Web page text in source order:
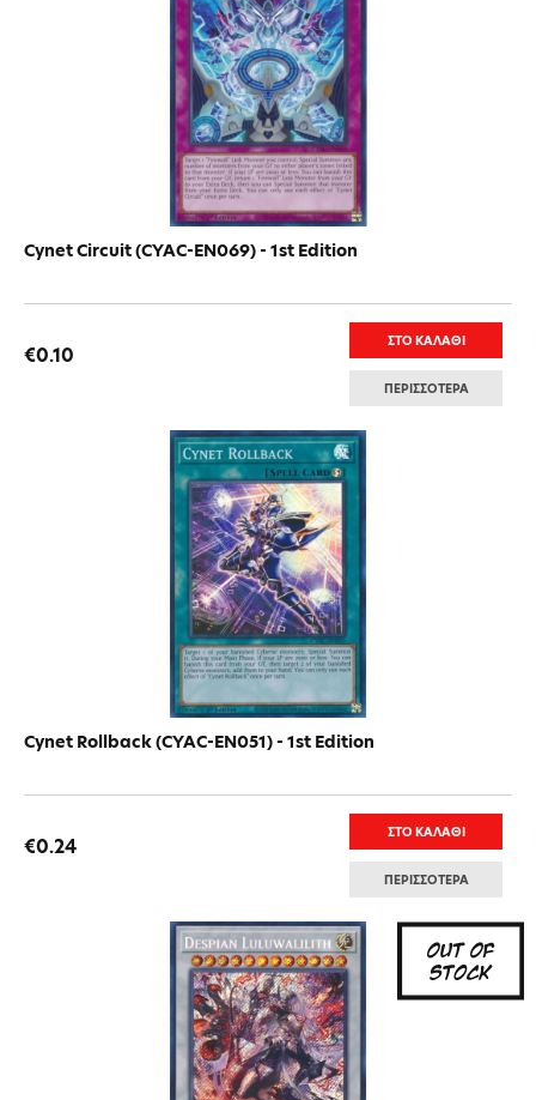
Cynet Circuit (CYAC-EN069) - 1st Edition
€0.10
ΣΤΟ ΚΑΛΑΘΙ
ΠΕΡΙΣΣΟΤΕΡΑ
Cynet Rollback (CYAC-EN051) - 1st Edition
€0.24
ΣΤΟ ΚΑΛΑΘΙ
ΠΕΡΙΣΣΟΤΕΡΑ